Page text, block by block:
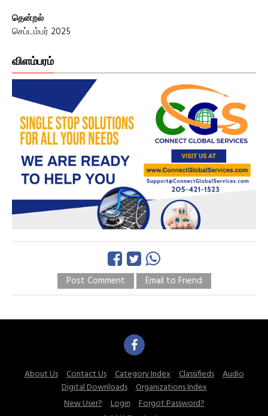
தென்றல்
செப்டம்பர் 2025
விளம்பரம்
Post Comment Email to Friend
About Us Contact Us Category Index Classifieds
Audio
Digital Downloads
Organizations Index
New User?
Login Forgot Password?